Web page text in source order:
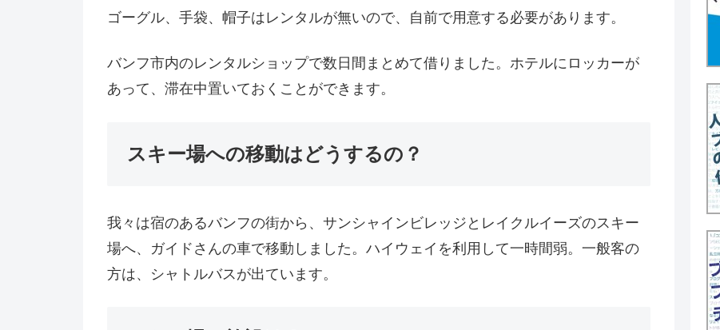
ゴーグル、手袋、帽子はレンタルが無いので、自前で用意する必要があります。
バンフ市内のレンタルショップで数日間まとめて借りました。ホテルにロッカーが
あって、滞在中置いておくことができます。
スキー場への移動はどうするの？
我々は宿のあるバンフの街から、サンシャインビレッジとレイクルイーズのスキー
場へ、ガイドさんの車で移動しました。ハイウェイを利用して一時間弱。一般客の
方は、シャトルバスが出ています。